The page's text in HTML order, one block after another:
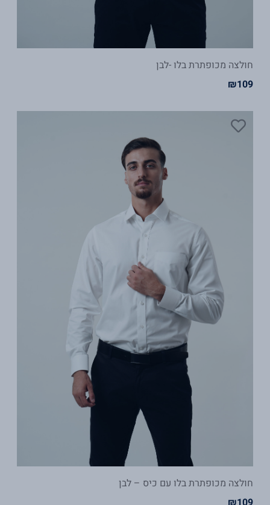
חולצה מכופתרת בלו -לבן
₪109
חולצה מכופתרת בלו עם כיס – לבן